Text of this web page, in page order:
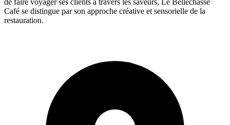
Café se distingue par son approche créative et sensorielle de la
restauration.